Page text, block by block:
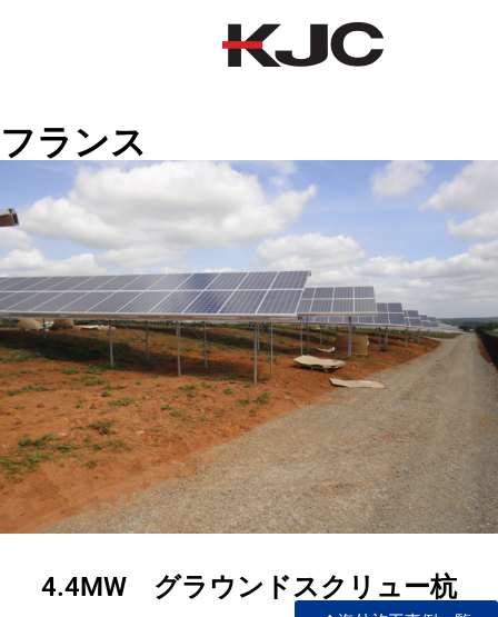
フランス
4.4MW グラウンドスクリュー杭